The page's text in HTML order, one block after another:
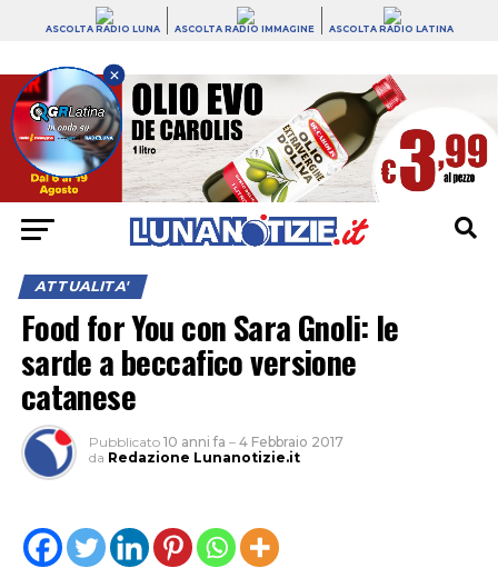
ASCOLTA RADIO LUNA ASCOLTA RADIO IMMAGINE ASCOLTA RADIO LATINA
ATTUALITA'
Food for You con Sara Gnoli: le
sarde a beccafico versione
catanese
Pubblicato 10 anni fa – 4 Febbraio 2017
da Redazione Lunanotizie.it
×